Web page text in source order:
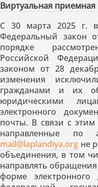
Виртуальная приемная
С 30 марта 2025 г.
Федеральный
порядке
Российской
законом от 28
изменения
гражданами и их
юридическими
электронного
почты. В связи с
направленные по
mail@laplandiya.org не
объединения, в том
направлять
форме электронного